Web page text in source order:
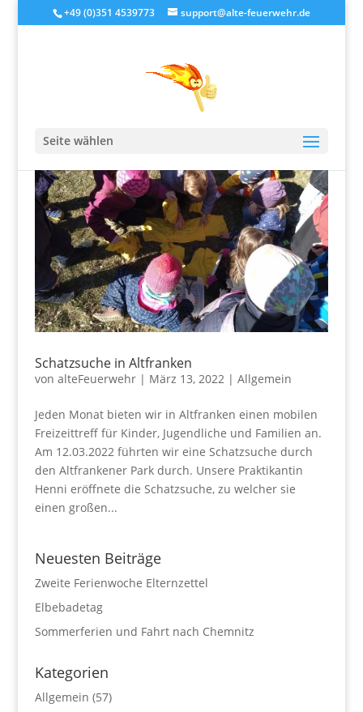
+49 (0)351 4539773 support@alte-feuerwehr.de
Seite wählen
Schatzsuche in Altfranken
von alteFeuerwehr| März 13, 2022| Allgemein
Jeden Monat bieten wir in Altfranken einen mobilen
Freizeittreff für Kinder, Jugendliche und Familien an.
Am 12.03.2022 führten wir eine Schatzsuche durch
den Altfrankener Park durch. Unsere Praktikantin
Henni eröffnete die Schatzsuche, zu welcher sie
einen großen...
Neuesten Beiträge
Zweite Ferienwoche Elternzettel
Elbebadetag
Sommerferien und Fahrt nach Chemnitz
Kategorien
Allgemein (57)